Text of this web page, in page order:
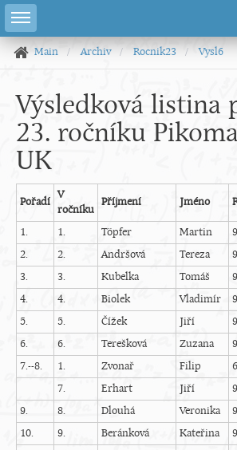
Main Archiv Rocnik23 Vysl6
Výsledková listina
23. ročníku
UK
Pořadí
V
ročníku
Příjmení Jméno
1. 1. Töpfer Martin 9
2.
2. Andršová Tereza 9
3.
3. Kubelka Tomáš 9
4.
4. Biolek Vladimír 9
5.
5. Čížek Jiří 9
6.
6. Terešková Zuzana 9
7.--8.
1. Zvonař Filip 6
7.
Erhart Jiří 9
9.
8. Dlouhá Veronika 9
10.
9. Beránková Kateřina 9